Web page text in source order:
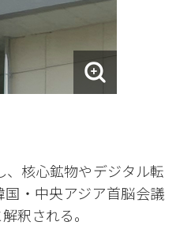
核心鉱物やデジタル転
・中央アジア首脳会議
釈される。